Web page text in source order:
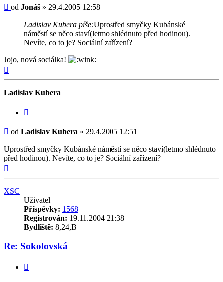
Příspěvek
od Jonáš » 29.4.2005 12:58
Ladislav Kubera píše:Uprostřed smyčky Kubánské
náměstí se něco staví(letmo shlédnuto před hodinou).
Nevíte, co to je? Sociální zařízení?
Jojo, nová sociálka!
Ladislav Kubera
Příspěvek
od Ladislav Kubera » 29.4.2005 12:51
Uprostřed smyčky Kubánské náměstí se něco staví(letmo shlédnuto
před hodinou). Nevíte, co to je? Sociální zařízení?
XSC
Uživatel
Příspěvky: 1568
Registrován: 19.11.2004 21:38
Bydliště: 8,24,B
Re: Sokolovská